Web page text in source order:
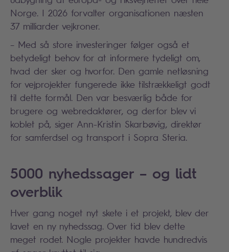
Norge. I 2026 forvalter organisationen næsten
37 milliarder vejkroner.
– Med så store investeringer følger også et
betydeligt behov for at informere tydeligt om,
hvad der sker og hvorfor. Den gamle netløsning
for vejprojekter fungerede ikke tilstrækkeligt godt
til dette formål. Den var besværlig både for
brugere og webredaktører, og derfor blev vi
koblet på, siger Ann-Kristin Skarbøvig, direktør
for samferdsel og transport i Sopra Steria.
5000 nyhedssager – og lidt
overblik
Hver gang noget nyt skete i et projekt, blev der
lavet en ny nyhedssag. Over tid blev dette
meget rodet. Nogle projekter havde hundredvis